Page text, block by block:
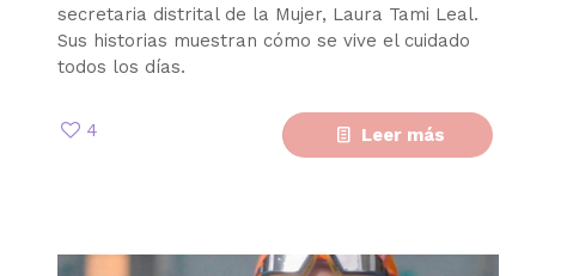
secretaria distrital de la Mujer, Laura Tami Leal.
Sus historias muestran cómo se vive el cuidado
todos los días.
4 Leer más